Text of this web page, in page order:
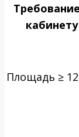
кабинету
Площадь ≥